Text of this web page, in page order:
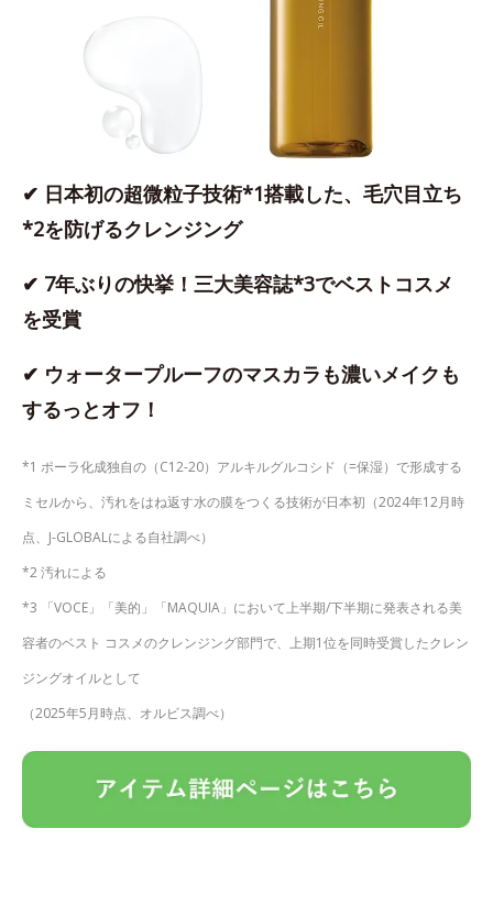
✔ 日本初の超微粒子技術*1搭載した、毛穴目立ち
*2を防げるクレンジング
✔ 7年ぶりの快挙！三大美容誌*3でベストコスメ
を受賞
✔ ウォータープルーフのマスカラも濃いメイクも
するっとオフ！
*1 ポーラ化成独自の（C12-20）アルキルグルコシド（=保湿）で形成する
ミセルから、汚れをはね返す水の膜をつくる技術が日本初（2024年12月時
点、J-GLOBALによる自社調べ）
*2 汚れによる
*3 「VOCE」「美的」「MAQUIA」において上半期/下半期に発表される美
容者のベスト コスメのクレンジング部門で、上期1位を同時受賞したクレン
ジングオイルとして
（2025年5月時点、オルビス調べ）